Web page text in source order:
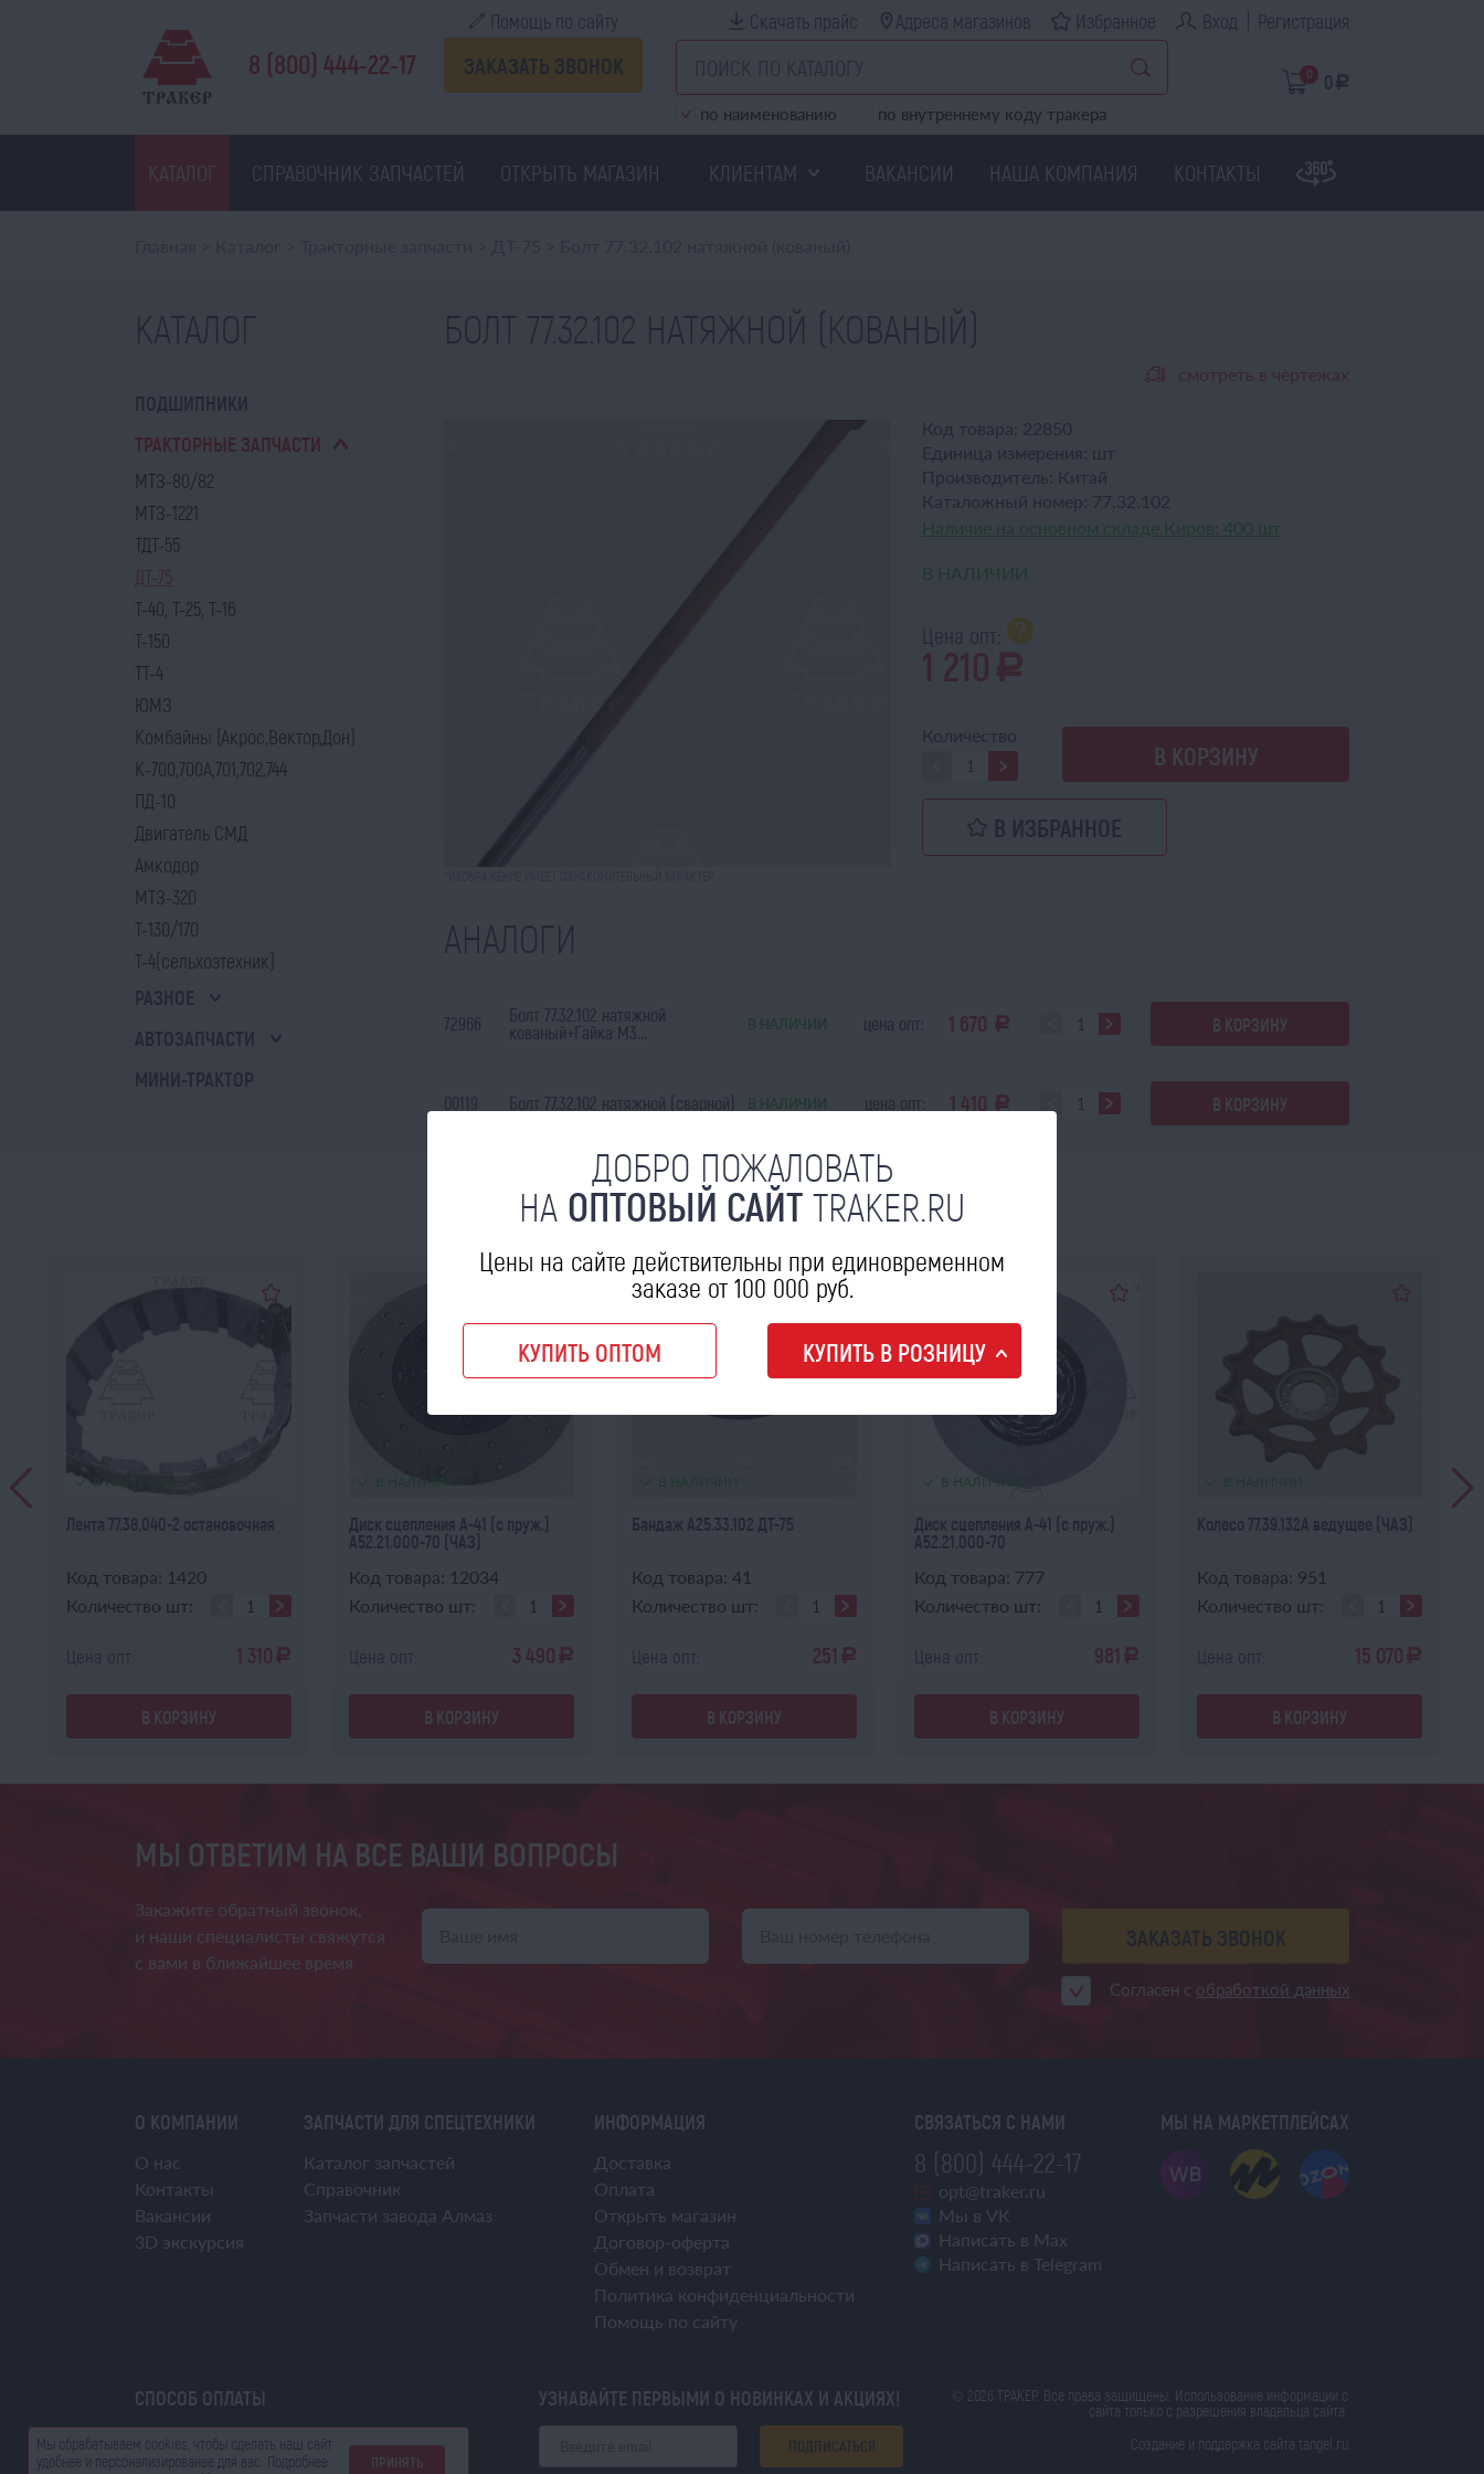
8 (800) 444-22-17
Помощь по сайту
ЗАКАЗАТЬ ЗВОНОК
Скачать прайс Адреса магазинов Избранное Вход Регистрация
по наименованию по внутреннему коду тракера
0 0 a
КАТАЛОГ СПРАВОЧНИК ЗАПЧАСТЕЙ ОТКРЫТЬ МАГАЗИН КЛИЕНТАМ ВАКАНСИИ НАША КОМПАНИЯ КОНТАКТЫ
КАТАЛОГ
ПОДШИПНИКИ
ТРАКТОРНЫЕ ЗАПЧАСТИ
МТЗ-80/82
МТЗ-1221
ТДТ-55
ДТ-75
Т-40, Т-25, Т-16
Т-150
ТТ-4
ЮМЗ
Комбайны (Акрос,Вектор,Дон)
К-700,700А,701,702,744
ПД-10
Двигатель СМД
Амкодор
МТЗ-320
Т-130/170
Т-4(сельхозтехник)
РАЗНОЕ
АВТОЗАПЧАСТИ
МИНИ-ТРАКТОР
БОЛТ 77.32.102 НАТЯЖНОЙ (КОВАНЫЙ)
смотреть в чертежах
Код товара:
22850
Единица измерения:
шт
Производитель: Китай
Каталожный номер: 77.32.102
Наличие на основном складе Киров: 400 шт
В НАЛИЧИИ
Цена опт:
1 210 a
Количество
В КОРЗИНУ
В ИЗБРАННОЕ
АНАЛОГИ
72966
Болт 77.32.102 натяжной
кованый+Гайка М3...
В НАЛИЧИИ цена опт: 1 670 a В КОРЗИНУ
00119 Болт 77.32.102 натяжной (сварной) В НАЛИЧИИ цена опт: 1 410 a В КОРЗИНУ
МОЖЕТ ПРИГОДИТЬСЯ
В НАЛИЧИИ
Лента 77.38.040-2 остановочная
Код товара: 1420
Количество шт:
Цена опт: 1 310 a
В КОРЗИНУ
В НАЛИЧИИ
Диск сцепления А-41 (с пруж.)
А52.21.000-70 (ЧАЗ)
Код товара: 12034
Количество шт:
Цена опт: 3 490 a
В КОРЗИНУ
В НАЛИЧИИ
Бандаж А25.33.102 ДТ-75
Код товара: 41
Количество шт:
Цена опт: 251 a
В КОРЗИНУ
В НАЛИЧИИ
Диск сцепления А-41 (с пруж.)
А52.21.000-70
Код товара: 777
Количество шт:
Цена опт: 981 a
В КОРЗИНУ
В НАЛИЧИИ
Колесо 77.39.132А ведущее (ЧАЗ)
Код товара: 951
Количество шт:
Цена опт: 15 070 a
В КОРЗИНУ
МЫ ОТВЕТИМ НА ВСЕ ВАШИ ВОПРОСЫ
Закажите обратный звонок,
и наши специалисты свяжутся
с вами в ближайшее время
ЗАКАЗАТЬ ЗВОНОК
Согласен с обработкой данных
О КОМПАНИИ
О нас
Контакты
Вакансии
3D экскурсия
ЗАПЧАСТИ ДЛЯ СПЕЦТЕХНИКИ
Каталог запчастей
Справочник
Запчасти завода Алмаз
ИНФОРМАЦИЯ
Доставка
Оплата
Открыть магазин
Договор-оферта
Обмен и возврат
Политика конфиденциальности
Помощь по сайту
СВЯЗАТЬСЯ С НАМИ
8 (800) 444-22-17
opt@traker.ru
Мы в VK
Написать в Max
Написать в Telegram
МЫ НА МАРКЕТПЛЕЙСАХ
СПОСОБ ОПЛАТЫ УЗНАВАЙТЕ ПЕРВЫМИ О НОВИНКАХ И АКЦИЯХ!
ПОДПИСАТЬСЯ
© 2026 ТРАКЕР. Все права защищены. Использование информации с
сайта только с разрешения владельца сайта.
Создание и поддержка сайта tangel.ru
Мы обрабатываем cookies, чтобы сделать наш сайт
удобнее и персонализированее для вас. Подробнее:
ПРИНЯТЬ
ДОБРО ПОЖАЛОВАТЬ
НА ОПТОВЫЙ САЙТ TRAKER.RU
Цены на сайте действительны при единовременном
заказе от 100 000 руб.
КУПИТЬ ОПТОМ КУПИТЬ В РОЗНИЦУ